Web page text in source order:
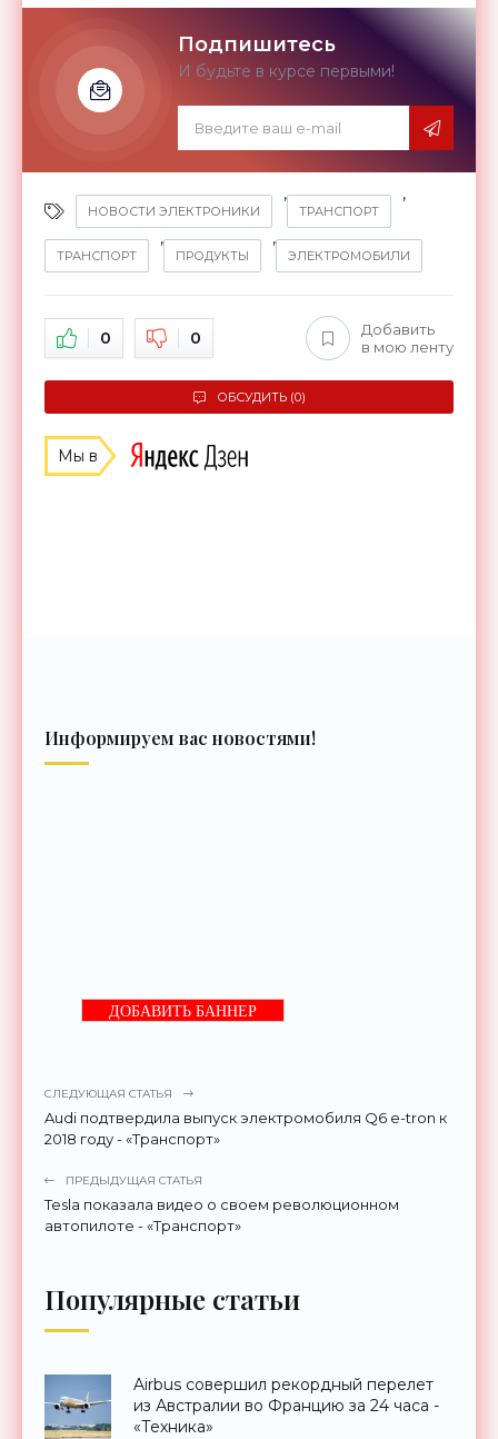
Подпишитесь
И будьте в курсе первыми!
НОВОСТИ ЭЛЕКТРОНИКИ
,
ТРАНСПОРТ
,
ТРАНСПОРТ
,
ПРОДУКТЫ
,
ЭЛЕКТРОМОБИЛИ
0 0
Добавить
в мою ленту
ОБСУДИТЬ (0)
Мы в
Информируем вас новостями!
ДОБАВИТЬ БАННЕР
СЛЕДУЮЩАЯ СТАТЬЯ
Audi подтвердила выпуск электромобиля Q6 e-tron к
2018 году - «Транспорт»
ПРЕДЫДУЩАЯ СТАТЬЯ
Tesla показала видео о своем революционном
автопилоте - «Транспорт»
Популярные статьи
Airbus совершил рекордный перелет
из Австралии во Францию за 24 часа -
«Техника»